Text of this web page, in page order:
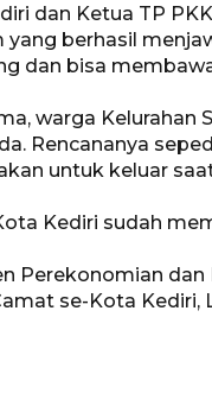
dan Ketua TP
berhasil
dan bisa
warga Kelurahan
Rencananya
untuk keluar
Kediri sudah
Perekonomian
se-Kota Kediri,